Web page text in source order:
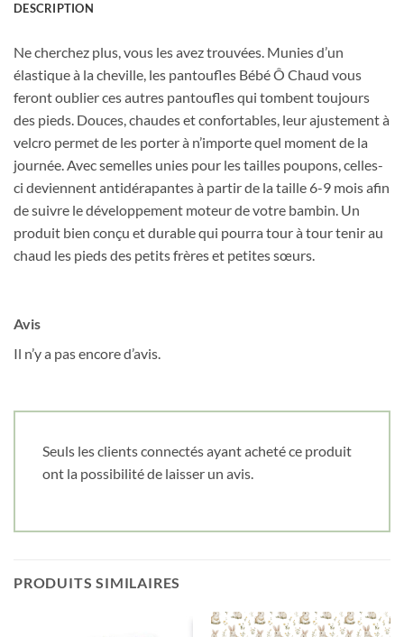
DESCRIPTION
Ne cherchez plus, vous les avez trouvées. Munies d’un
élastique à la cheville, les pantoufles Bébé Ô Chaud vous
feront oublier ces autres pantoufles qui tombent toujours
des pieds. Douces, chaudes et confortables, leur ajustement à
velcro permet de les porter à n’importe quel moment de la
journée. Avec semelles unies pour les tailles poupons, celles-
ci deviennent antidérapantes à partir de la taille 6-9 mois afin
de suivre le développement moteur de votre bambin. Un
produit bien conçu et durable qui pourra tour à tour tenir au
chaud les pieds des petits frères et petites sœurs.
Avis
Il n’y a pas encore d’avis.
Seuls les clients connectés ayant acheté ce produit
ont la possibilité de laisser un avis.
PRODUITS SIMILAIRES
Nom*
Date de naissance
Cliquez ici pour obtenir votre 10%